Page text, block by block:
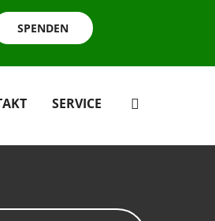
SPENDEN
SERVICE